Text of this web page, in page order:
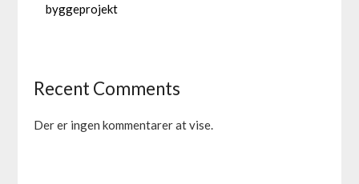
byggeprojekt
Recent Comments
Der er ingen kommentarer at vise.